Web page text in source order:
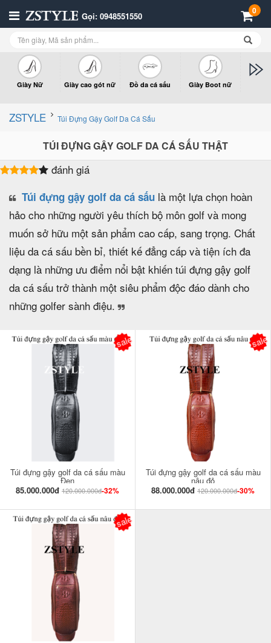
Gọi: 0948551550 0
Giày Nữ Giày cao gót nữ Đồ da cá sấu Giày Boot nữ
ZSTYLE Túi Đựng Gậy Golf Da Cá Sấu
TÚI ĐỰNG GẬY GOLF DA CÁ SẤU THẬT
đánh giá
Túi đựng gậy golf da cá sấu là một lựa chọn hoàn
hảo cho những người yêu thích bộ môn golf và mong
muốn sở hữu một sản phẩm cao cấp, sang trọng. Chất
liệu da cá sấu bền bỉ, thiết kế đẳng cấp và tiện ích đa
dạng là những ưu điểm nổi bật khiến túi đựng gậy golf
da cá sấu trở thành một siêu phẩm độc đáo dành cho
những golfer sành điệu.
Túi đựng gậy golf da cá sấu màu
Đen
85.000.000đ 120.000.000đ-32%
sale
Túi đựng gậy golf da cá sấu màu
nâu đỏ
88.000.000đ 120.000.000đ-30%
sale
sale